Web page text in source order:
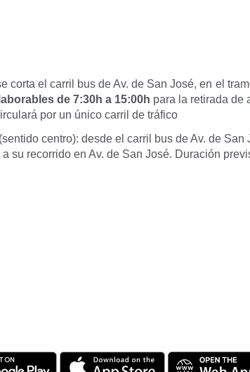
corta el carril bus de Av. de San José, en el
laborables de 7:30h a 15:00h para la retirada de
por un único carril de tráfico
(sentido centro): desde el carril bus de Av. de San
su recorrido en Av. de San José. Duración